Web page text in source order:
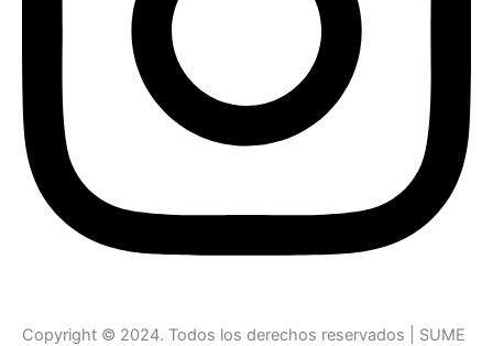
Copyright © 2024. Todos los derechos reservados | SUME